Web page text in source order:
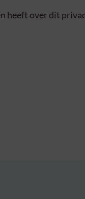
heeft over dit